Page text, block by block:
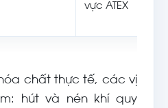
vực ATEX
hóa chất thực tế, các vị
hút và nén khí quy